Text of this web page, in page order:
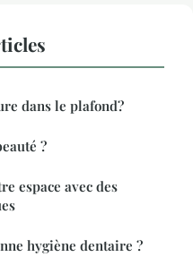
dans le plafond?
?
espace avec des
hygiène dentaire ?